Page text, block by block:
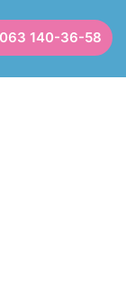
063 140-36-58